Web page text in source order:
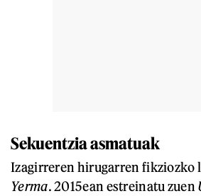
Sekuentzia asmatuak
Izagirreren hirugarren fikziozko
Yerma. 2015ean estreinatu zuen